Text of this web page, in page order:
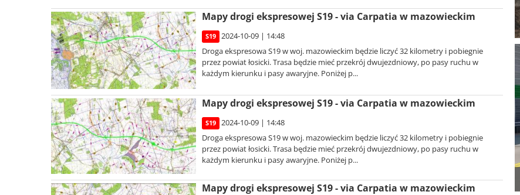
Mapy drogi ekspresowej S19 - via Carpatia w mazowieckim
S19
2024-10-09 | 14:48
Droga ekspresowa S19 w woj. mazowieckim będzie liczyć 32 kilometry i pobiegnie
przez powiat łosicki. Trasa będzie mieć przekrój dwujezdniowy, po pasy ruchu w
każdym kierunku i pasy awaryjne. Poniżej p...
Mapy drogi ekspresowej S19 - via Carpatia w mazowieckim
S19
2024-10-09 | 14:48
Droga ekspresowa S19 w woj. mazowieckim będzie liczyć 32 kilometry i pobiegnie
przez powiat łosicki. Trasa będzie mieć przekrój dwujezdniowy, po pasy ruchu w
każdym kierunku i pasy awaryjne. Poniżej p...
Mapy drogi ekspresowej S19 - via Carpatia w mazowieckim